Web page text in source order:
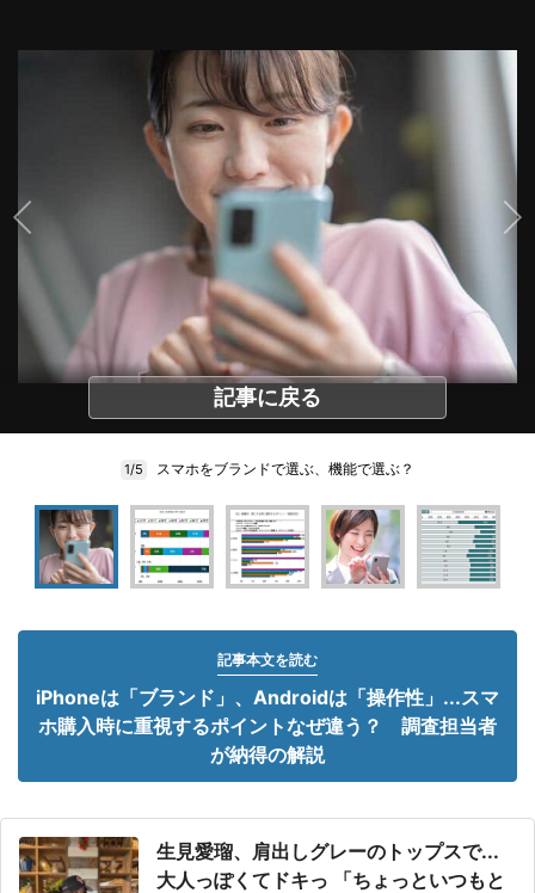
記事に戻る
1/5 スマホをブランドで選ぶ、機能で選ぶ？
記事本文を読む
iPhoneは「ブランド」、Androidは「操作性」...スマ
ホ購入時に重視するポイントなぜ違う？ 調査担当者
が納得の解説
生見愛瑠、肩出しグレーのトップスで...
大人っぽくてドキっ 「ちょっといつもと